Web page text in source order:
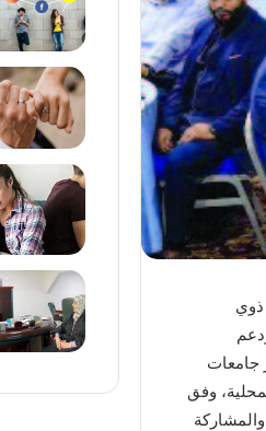
ذوي
جامعات
وفق